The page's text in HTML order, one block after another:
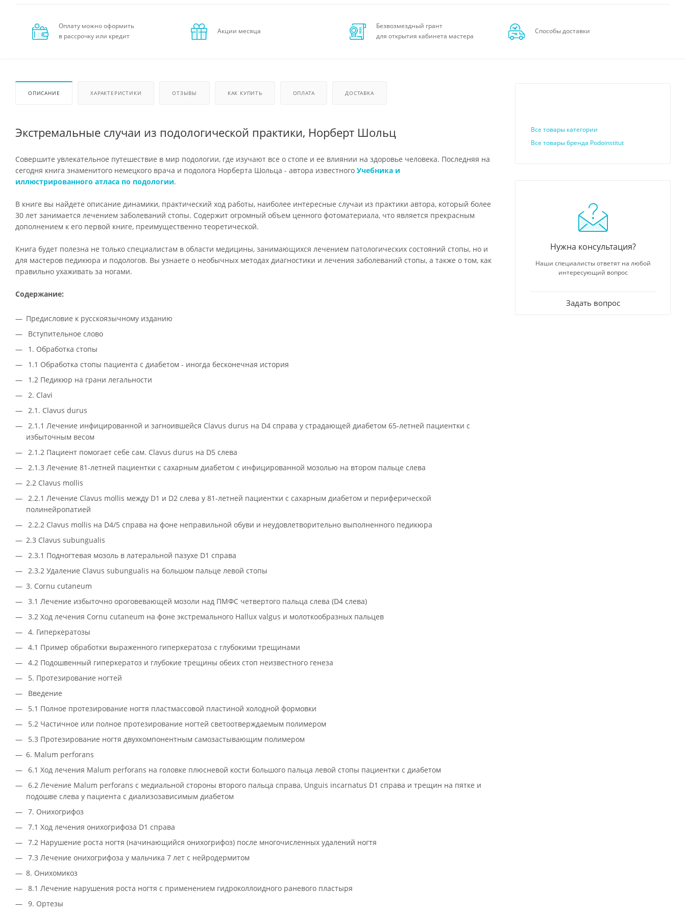
Оплату можно оформить
в рассрочку или кредит
Акции месяца
Безвозмездный грант
для открытия кабинета мастера
Способы доставки
ОПИСАНИЕ ХАРАКТЕРИСТИКИ ОТЗЫВЫ КАК КУПИТЬ ОПЛАТА ДОСТАВКА
Экстремальные случаи из подологической практики, Норберт Шольц
Совершите увлекательное путешествие в мир подологии, где изучают все о стопе и ее влиянии на здоровье человека. Последняя на
сегодня книга знаменитого немецкого врача и подолога Норберта Шольца - автора известного Учебника и
иллюстрированного атласа по подологии.
В книге вы найдете описание динамики, практический ход работы, наиболее интересные случаи из практики автора, который более
30 лет занимается лечением заболеваний стопы. Содержит огромный объем ценного фотоматериала, что является прекрасным
дополнением к его первой книге, преимущественно теоретической.
Книга будет полезна не только специалистам в области медицины, занимающихся лечением патологических состояний стопы, но и
для мастеров педикюра и подологов. Вы узнаете о необычных методах диагностики и лечения заболеваний стопы, а также о том, как
правильно ухаживать за ногами.
Содержание:
Предисловие к русскоязычному изданию
Вступительное слово
1. Обработка стопы
1.1 Обработка стопы пациента с диабетом - иногда бесконечная история
1.2 Педикюр на грани легальности
2. Clavi
2.1. Clavus durus
2.1.1 Лечение инфицированной и загноившейся Clavus durus на D4 справа у страдающей диабетом 65-летней пациентки с
избыточным весом
2.1.2 Пациент помогает себе сам. Clavus durus на D5 слева
2.1.3 Лечение 81-летней пациентки с сахарным диабетом с инфицированной мозолью на втором пальце слева
2.2 Clavus mollis
2.2.1 Лечение Clavus mollis между D1 и D2 слева у 81-летней пациентки с сахарным диабетом и периферической
полинейропатией
2.2.2 Clavus mollis на D4/5 справа на фоне неправильной обуви и неудовлетворительно выполненного педикюра
2.3 Clavus subungualis
2.3.1 Подногтевая мозоль в латеральной пазухе D1 справа
2.3.2 Удаление Clavus subungualis на большом пальце левой стопы
3. Cornu cutaneum
3.1 Лечение избыточно ороговевающей мозоли над ПМФС четвертого пальца слева (D4 слева)
3.2 Ход лечения Cornu cutaneum на фоне экстремального Hallux valgus и молоткообразных пальцев
4. Гиперкератозы
4.1 Пример обработки выраженного гиперкератоза с глубокими трещинами
4.2 Подошвенный гиперкератоз и глубокие трещины обеих стоп неизвестного генеза
5. Протезирование ногтей
Введение
5.1 Полное протезирование ногтя пластмассовой пластиной холодной формовки
5.2 Частичное или полное протезирование ногтей светоотверждаемым полимером
5.3 Протезирование ногтя двухкомпонентным самозастывающим полимером
6. Malum perforans
6.1 Ход лечения Malum perforans на головке плюсневой кости большого пальца левой стопы пациентки с диабетом
6.2 Лечение Malum perforans с медиальной стороны второго пальца справа, Unguis incarnatus D1 справа и трещин на пятке и
подошве слева у пациента с диализозависимым диабетом
7. Онихогрифоз
7.1 Ход лечения онихогрифоза D1 справа
7.2 Нарушение роста ногтя (начинающийся онихогрифоз) после многочисленных удалений ногтя
7.3 Лечение онихогрифоза у мальчика 7 лет с нейродермитом
8. Онихомикоз
8.1 Лечение нарушения роста ногтя с применением гидроколлоидного раневого пластыря
9. Ортезы
Все товары категории
Все товары бренда Podoinstitut
Нужна консультация?
Наши специалисты ответят на любой
интересующий вопрос
Задать вопрос